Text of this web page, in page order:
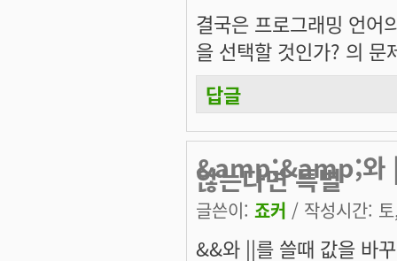
결국은 프로그래밍 언어
을 선택할 것인가? 의 문
답글
&amp;&amp;와 ||
않는다면 특별
글쓴이: 죠커 / 작성시간:
&&와 ||를 쓸때 값을 바